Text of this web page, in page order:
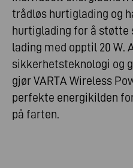
trådløs hurtiglading og
hurtiglading for å støtte
lading med opptil 20 W.
sikkerhetsteknologi og
gjør VARTA Wireless
perfekte energikilden
på farten.